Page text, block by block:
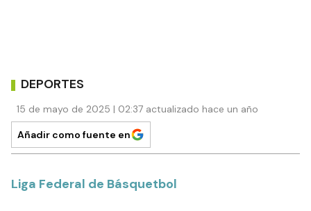
DEPORTES
15 de mayo de 2025 | 02:37 actualizado hace un año
Añadir como fuente en
Liga Federal de Básquetbol